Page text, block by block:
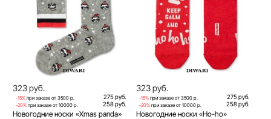
323 руб.
-15% при заказе от 3500 р. 275 руб.
-20% при заказе от 10000 р. 258 руб.
Новогодние носки «Xmas panda»
323 руб.
-15% при заказе от 3500 р. 275 руб.
-20% при заказе от 10000 р. 258 руб.
Новогодние носки «Ho-ho»